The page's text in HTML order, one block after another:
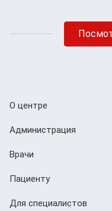
О центре
Администрация
Врачи
Пациенту
Для специалистов